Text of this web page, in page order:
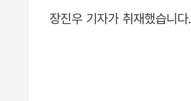
장진우 기자가 취재했습니다.